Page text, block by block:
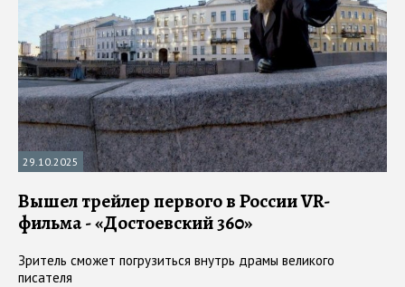
29.10.2025
Вышел трейлер первого в России VR-
фильма - «Достоевский 360»
Зритель сможет погрузиться внутрь драмы великого
писателя